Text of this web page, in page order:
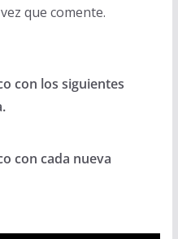
que comente.
con los siguientes
con cada nueva